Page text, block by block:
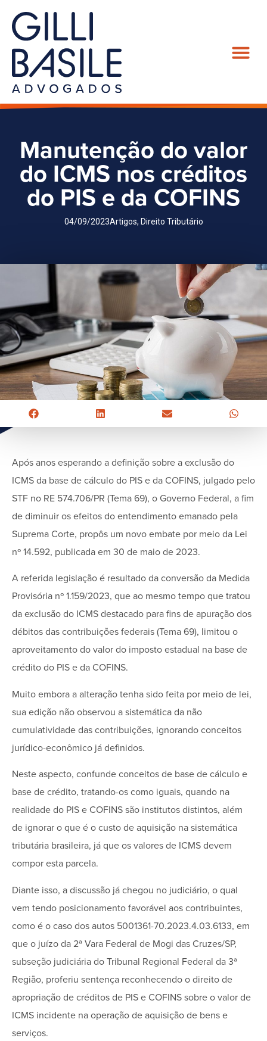
Manutenção do valor
do ICMS nos créditos
do PIS e da COFINS
04/09/2023Artigos, Direito Tributário
Após anos esperando a definição sobre a exclusão do
ICMS da base de cálculo do PIS e da COFINS, julgado pelo
STF no RE 574.706/PR (Tema 69), o Governo Federal, a fim
de diminuir os efeitos do entendimento emanado pela
Suprema Corte, propôs um novo embate por meio da Lei
nº 14.592, publicada em 30 de maio de 2023.
A referida legislação é resultado da conversão da Medida
Provisória nº 1.159/2023, que ao mesmo tempo que tratou
da exclusão do ICMS destacado para fins de apuração dos
débitos das contribuições federais (Tema 69), limitou o
aproveitamento do valor do imposto estadual na base de
crédito do PIS e da COFINS.
Muito embora a alteração tenha sido feita por meio de lei,
sua edição não observou a sistemática da não
cumulatividade das contribuições, ignorando conceitos
jurídico-econômico já definidos.
Neste aspecto, confunde conceitos de base de cálculo e
base de crédito, tratando-os como iguais, quando na
realidade do PIS e COFINS são institutos distintos, além
de ignorar o que é o custo de aquisição na sistemática
tributária brasileira, já que os valores de ICMS devem
compor esta parcela.
Diante isso, a discussão já chegou no judiciário, o qual
vem tendo posicionamento favorável aos contribuintes,
como é o caso dos autos 5001361-70.2023.4.03.6133, em
que o juízo da 2ª Vara Federal de Mogi das Cruzes/SP,
subseção judiciária do Tribunal Regional Federal da 3ª
Região, proferiu sentença reconhecendo o direito de
apropriação de créditos de PIS e COFINS sobre o valor de
ICMS incidente na operação de aquisição de bens e
serviços.